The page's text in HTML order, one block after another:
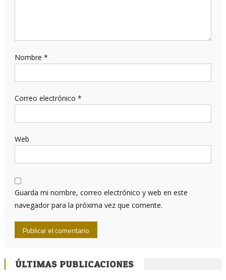
Nombre *
Correo electrónico *
Web
Guarda mi nombre, correo electrónico y web en este
navegador para la próxima vez que comente.
ÚLTIMAS PUBLICACIONES